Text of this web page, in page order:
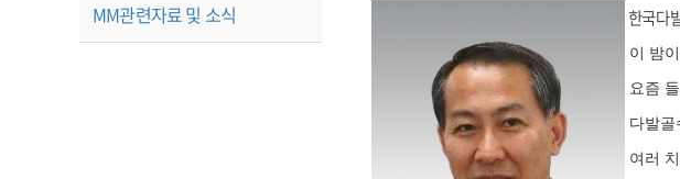
MM관련자료 및 소식 한국다
이 밤
요즘
다발
여러